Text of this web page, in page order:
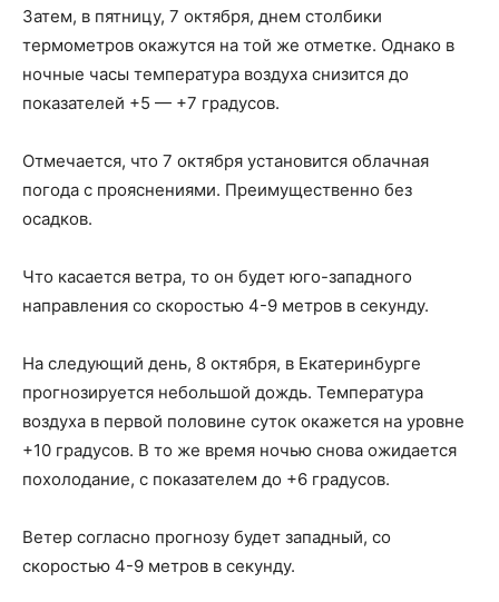
Затем, в пятницу, 7 октября, днем столбики
термометров окажутся на той же отметке. Однако в
ночные часы температура воздуха снизится до
показателей +5 — +7 градусов.
Отмечается, что 7 октября установится облачная
погода с прояснениями. Преимущественно без
осадков.
Что касается ветра, то он будет юго-западного
направления со скоростью 4-9 метров в секунду.
На следующий день, 8 октября, в Екатеринбурге
прогнозируется небольшой дождь. Температура
воздуха в первой половине суток окажется на уровне
+10 градусов. В то же время ночью снова ожидается
похолодание, с показателем до +6 градусов.
Ветер согласно прогнозу будет западный, со
скоростью 4-9 метров в секунду.